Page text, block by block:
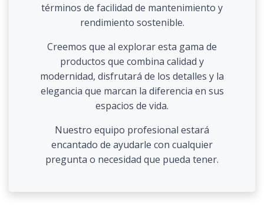
términos de facilidad de mantenimiento y
rendimiento sostenible.
Creemos que al explorar esta gama de
productos que combina calidad y
modernidad, disfrutará de los detalles y la
elegancia que marcan la diferencia en sus
espacios de vida.
Nuestro equipo profesional estará
encantado de ayudarle con cualquier
pregunta o necesidad que pueda tener.